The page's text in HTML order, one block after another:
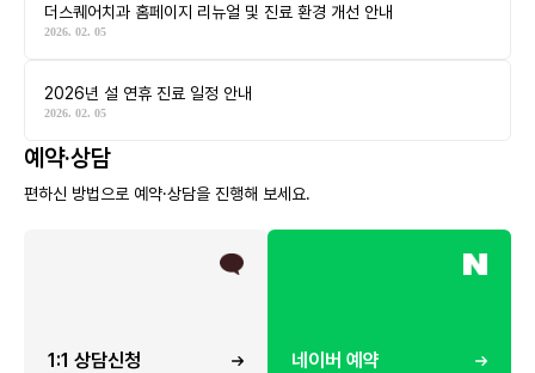
더스퀘어치과 홈페이지 리뉴얼 및 진료 환경 개선 안내
2026. 02. 05
2026년 설 연휴 진료 일정 안내
2026. 02. 05
예약·상담
편하신 방법으로 예약·상담을 진행해 보세요.
1:1 상담신청 네이버 예약